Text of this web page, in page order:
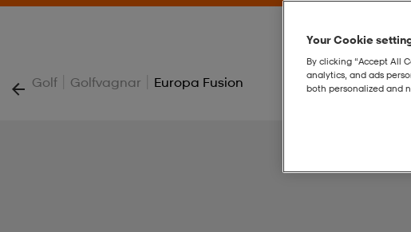
Golf | Golfvagnar | Europa Fusion
Your Cookie
By clicking “Accept All
analytics, and ads
both personalized and